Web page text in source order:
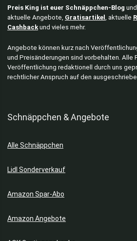
Preis King ist euer Schnäppchen-Blog
aktuelle Angebote, Gratisartikel , aktuelle
Cashbackund vieles mehr.
Angebote können kurz nach
und Preisänderungen sind vorbehalten. Alle
Veröffentlichung redaktionell durch uns
rechtlicher Anspruch auf den
Schnäppchen & Angebote
Alle Schnäppchen
Lidl Sonderverkauf
Amazon Spar-Abo
Amazon Angebote